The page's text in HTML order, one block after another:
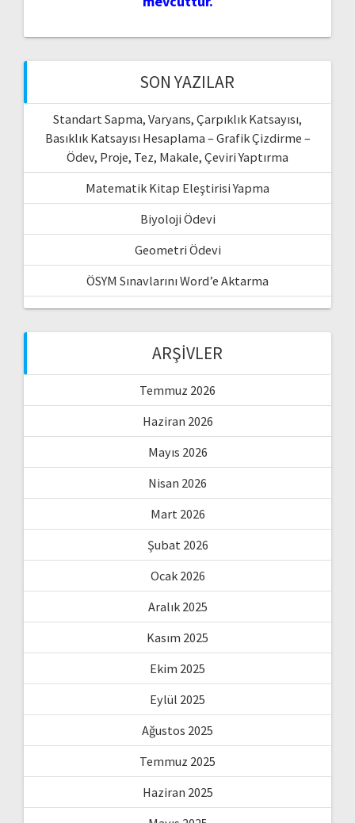
SON YAZILAR
Standart Sapma, Varyans, Çarpıklık Katsayısı,
Basıklık Katsayısı Hesaplama – Grafik Çizdirme –
Ödev, Proje, Tez, Makale, Çeviri Yaptırma
Matematik Kitap Eleştirisi Yapma
Biyoloji Ödevi
Geometri Ödevi
ÖSYM Sınavlarını Word’e Aktarma
ARŞIVLER
Temmuz 2026
Haziran 2026
Mayıs 2026
Nisan 2026
Mart 2026
Şubat 2026
Ocak 2026
Aralık 2025
Kasım 2025
Ekim 2025
Eylül 2025
Ağustos 2025
Temmuz 2025
Haziran 2025